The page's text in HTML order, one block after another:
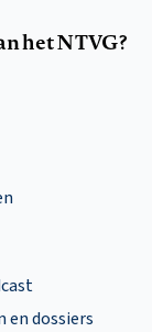
het NTVG?
en dossiers